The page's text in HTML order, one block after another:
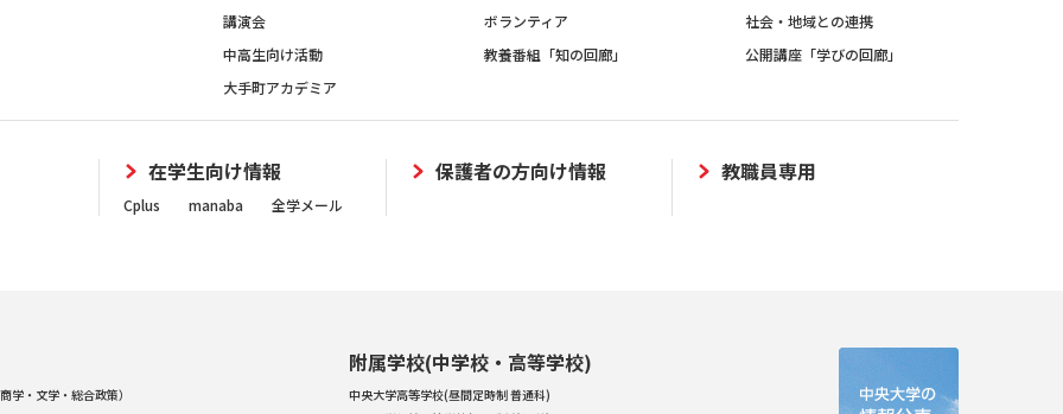
講演会
ボランティア
社会・地域との連携
中高生向け活動
教養番組「知の回廊」
公開講座「学びの回廊」
大手町アカデミア
在学生向け情報
Cplus manaba 全学メール
保護者の方向け情報 教職員専用
学・文学・総合政策）
附属学校(中学校・高等学校)
中央大学高等学校(昼間定時制 普通科)